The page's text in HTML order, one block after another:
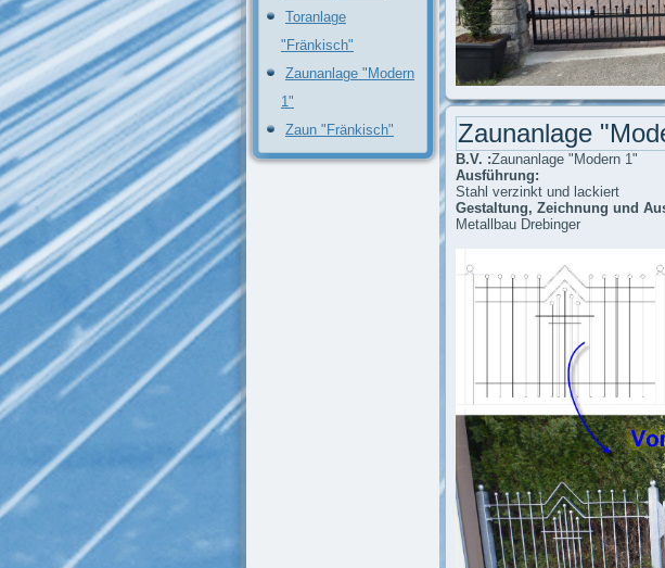
Toranlage
"Fränkisch"
Zaunanlage "Modern
1"
Zaun "Fränkisch"
Zaunanlage
B.V. :Zaunanlage "Modern 1"
Ausführung:
Stahl verzinkt und lackiert
Gestaltung, Zeichnung und
Metallbau Drebinger